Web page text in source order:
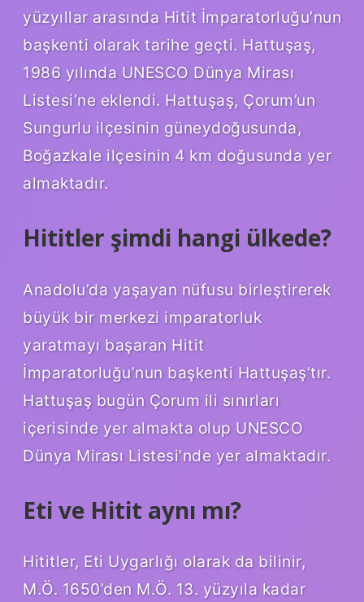
yüzyıllar arasında Hitit İmparatorluğu’nun
başkenti olarak tarihe geçti. Hattuşaş,
1986 yılında UNESCO Dünya Mirası
Listesi’ne eklendi. Hattuşaş, Çorum’un
Sungurlu ilçesinin güneydoğusunda,
Boğazkale ilçesinin 4 km doğusunda yer
almaktadır.
Hititler şimdi hangi ülkede?
Anadolu’da yaşayan nüfusu birleştirerek
büyük bir merkezi imparatorluk
yaratmayı başaran Hitit
İmparatorluğu’nun başkenti Hattuşaş’tır.
Hattuşaş bugün Çorum ili sınırları
içerisinde yer almakta olup UNESCO
Dünya Mirası Listesi’nde yer almaktadır.
Eti ve Hitit aynı mı?
Hititler, Eti Uygarlığı olarak da bilinir,
M.Ö. 1650’den M.Ö. 13. yüzyıla kadar